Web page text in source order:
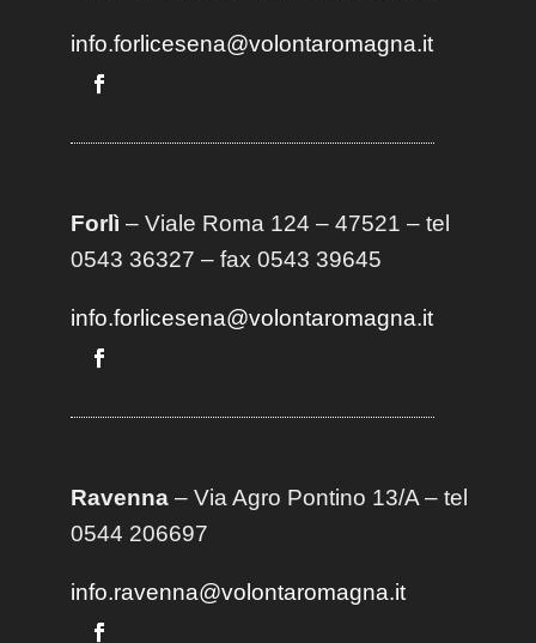
info.forlicesena@volontaromagna.it
Forlì – Viale Roma 124 – 47521 – tel
0543 36327 – fax 0543 39645
info.forlicesena@volontaromagna.it
Ravenna– Via Agro Pontino 13/A– tel
0544 206697
info.ravenna@volontaromagna.it